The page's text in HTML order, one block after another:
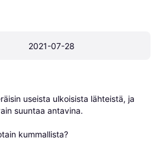
2021-07-28
useista ulkoisista lähteistä, ja
suuntaa antavina.
kummallista?